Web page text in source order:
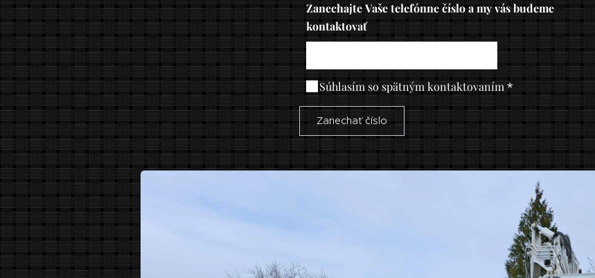
Zanechajte Vaše telefónne číslo a my vás budeme
kontaktovať
Súhlasím so spätným kontaktovaním
Zanechať číslo